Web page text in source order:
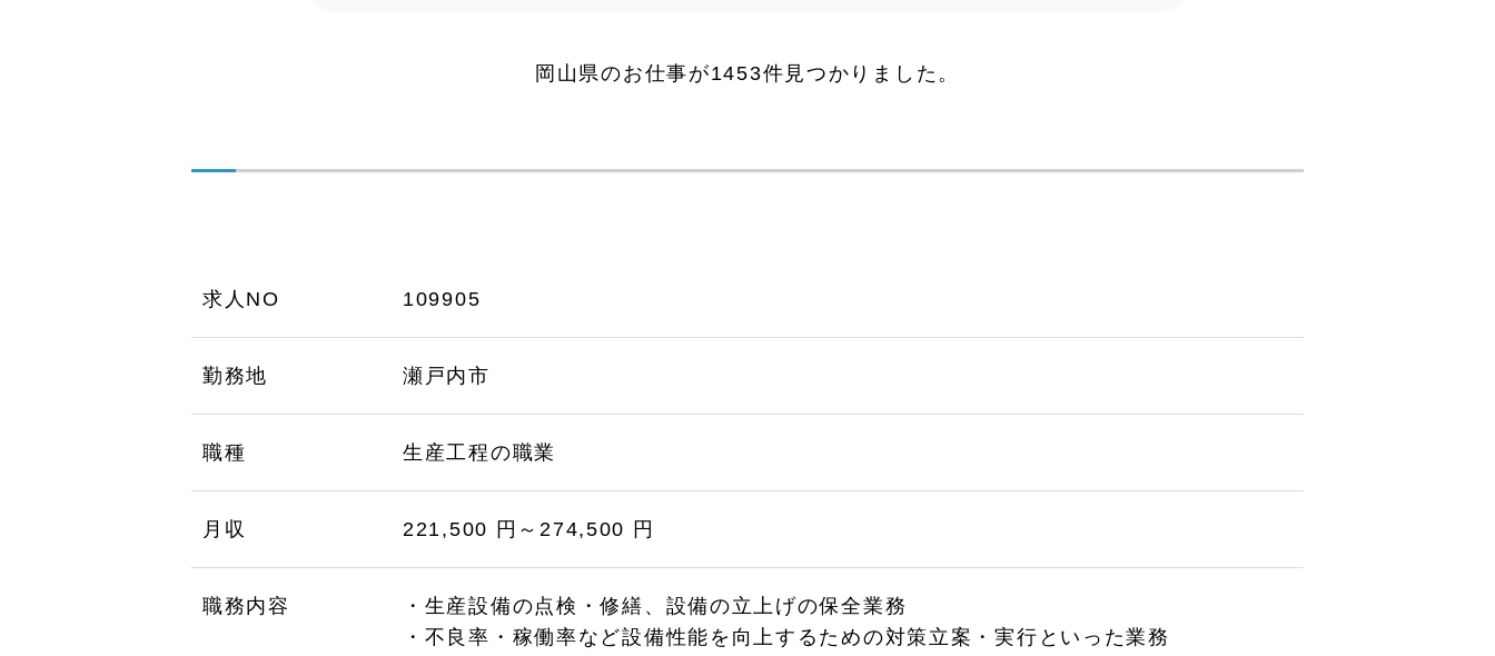
岡山県のお仕事が1453件見つかりました。
求人NO 109905
勤務地 瀬戸内市
職種 生産工程の職業
月収 221,500 円～274,500 円
職務内容
・生産設備の点検・修繕、設備の立上げの保全業務
・不良率・稼働率など設備性能を向上するための対策立案・実行といった業務